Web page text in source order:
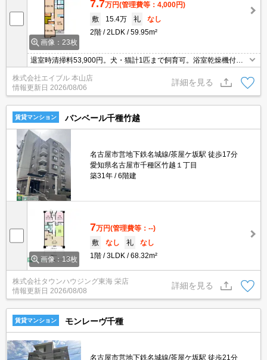
画像：23枚
7.7万円(管理費等：4,000円)
敷
15.4万 礼
なし
2階
2LDK 59.95m²
退室時清掃料53,900円。犬・猫計1匹まで飼育可。浴室乾燥機付。T
Vインターホン付き。最上階角部屋。
株式会社エイブル 本山店
情報更新日 2026/08/06
詳細を見る
賃貸マンション バンベール千種竹越
名古屋市営地下鉄名城線/茶屋ケ坂駅 徒歩17分
愛知県名古屋市千種区竹越１丁目
築31年
6階建
画像：13枚
7万円(管理費等：--)
敷
なし 礼
なし
1階
3LDK 68.32m²
株式会社タウンハウジング東海 栄店
情報更新日 2026/08/08
詳細を見る
賃貸マンション モンレーヴ千種
名古屋市営地下鉄名城線/茶屋ケ坂駅 徒歩21分